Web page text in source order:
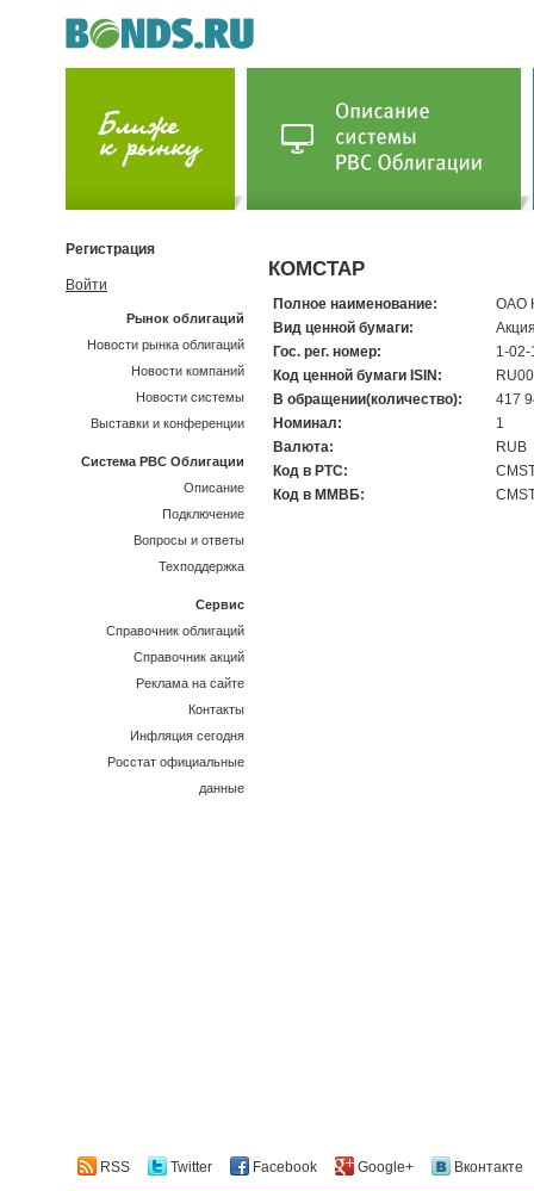
КОМСТАР
Полное наименование:
ОАО
Вид ценной бумаги:
Гос. рег. номер:
1-
Код ценной бумаги ISIN:
В обращении(количество):
417
Номинал:
1
Валюта:
RUB
Код в РТС:
Код в ММВБ:
Регистрация
Войти
Рынок облигаций
Новости рынка облигаций
Новости компаний
Новости системы
Выставки и конференции
Система РВС Облигации
Описание
Подключение
Вопросы и ответы
Техподдержка
Сервис
Справочник облигаций
Справочник акций
Реклама на сайте
Контакты
Инфляция сегодня
Росстат официальные
данные
RSS Twitter Facebook Google+ Вконтакте